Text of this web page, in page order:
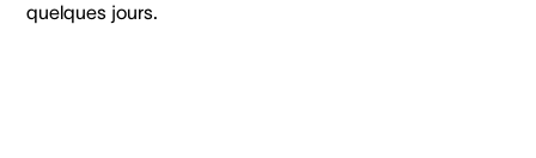
quelques jours.